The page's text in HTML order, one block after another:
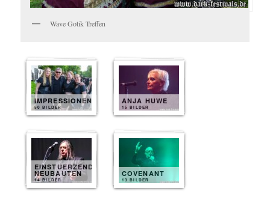
Wave Gotik Treffen
IMPRESSIONEN
50 BILDER
ANJA HUWE
15 BILDER
EINSTUERZENDE
NEUBAUTEN
14 BILDER
COVENANT
13 BILDER